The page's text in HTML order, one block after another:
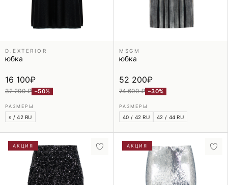
D.EXTERIOR
юбка
16 100₽
32 200 ₽ −50%
РАЗМЕРЫ
s / 42 RU
MSGM
юбка
52 200₽
74 600 ₽ −30%
РАЗМЕРЫ
40 / 42 RU 42 / 44 RU
АКЦИЯ АКЦИЯ